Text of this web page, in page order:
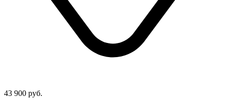
43 900 руб.